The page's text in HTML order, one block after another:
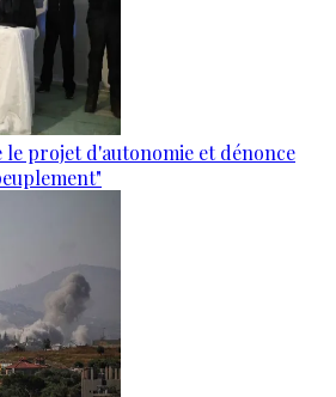
le projet d'autonomie et dénonce